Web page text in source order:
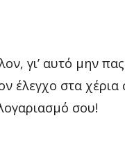
γι’ αυτό μην
έλεγχο στα
σου!